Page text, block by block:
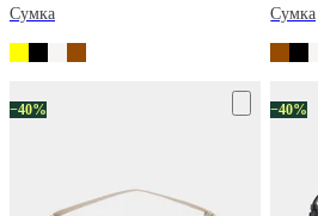
Сумка
Сумка
−40% −40%